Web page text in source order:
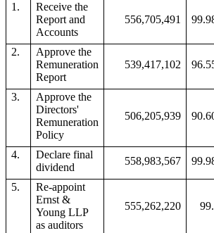
1.
Receive the
Report and
Accounts
556,705,491
2.
Approve the
Remuneration
Report
539,417,102
3.
Approve the
Directors'
Remuneration
Policy
506,205,939
4.
Declare final
dividend
558,983,567
5.
Re-appoint
Ernst &
Young LLP
as auditors
555,262,220